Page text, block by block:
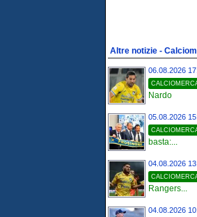
Altre notizie -
06.08.2026
Nardo
05.08.2026
basta:...
04.08.2026
Rangers...
04.08.2026